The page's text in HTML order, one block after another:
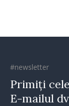
#newsletter
Primiți
E-mailul